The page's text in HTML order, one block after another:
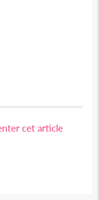
cet article